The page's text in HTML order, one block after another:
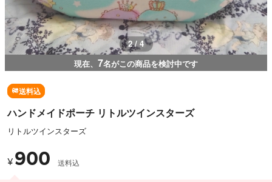
3 / 4
現在、 7名がこの商品を検討中です
送料込
ハンドメイドポーチ リトルツインスターズ
リトルツインスターズ
¥ 900 送料込